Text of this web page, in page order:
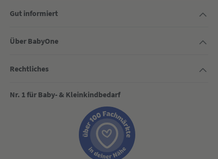
Gut informiert
Über BabyOne
Rechtliches
Nr. 1 für Baby- & Kleinkindbedarf